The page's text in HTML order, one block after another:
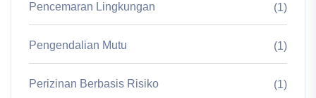
Pencemaran Lingkungan (1)
Pengendalian Mutu (1)
Perizinan Berbasis Risiko (1)